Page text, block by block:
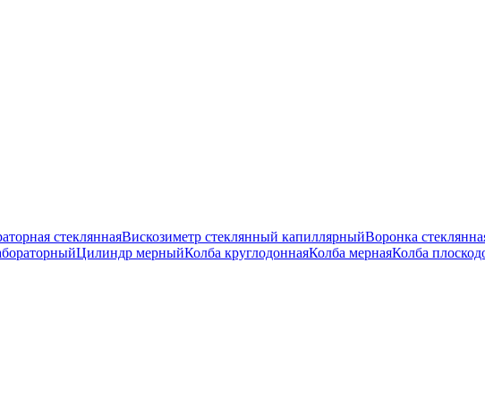
стекляннаяВискозиметр стеклянный капиллярныйВоронка
Цилиндр мерныйКолба круглодоннаяКолба мернаяКолба